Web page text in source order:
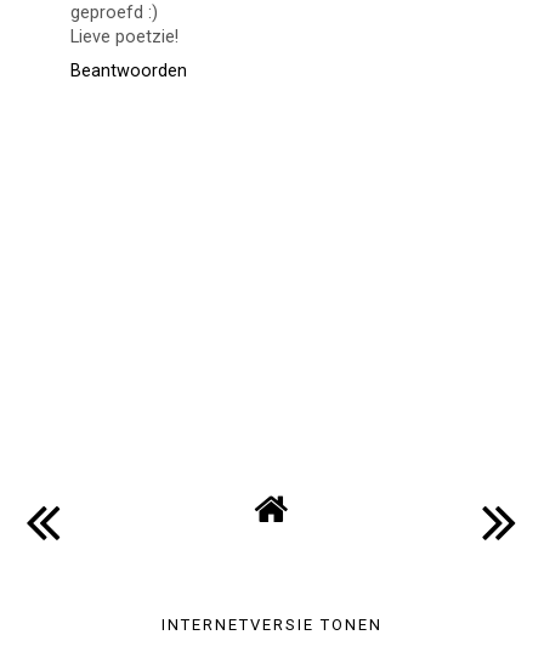
geproefd :)
Lieve poetzie!
Beantwoorden
INTERNETVERSIE TONEN